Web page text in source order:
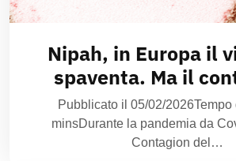
Nipah, in Europa il
spaventa. Ma il
Pubblicato il 05/02/2026Tempo
minsDurante la pandemia da
Contagion del…